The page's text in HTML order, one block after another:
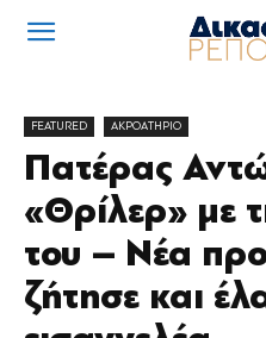
FEATURED ΑΚΡΟΑΤΗΡΙΟ
Πατέρας
«Θρίλερ» με
του – Νέα
ζήτησε και